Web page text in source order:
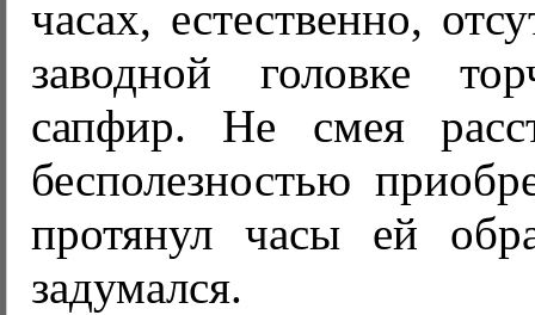
часах, естественно,
заводной головке
сапфир. Не смея
бесполезностью
протянул часы ей
задумался.